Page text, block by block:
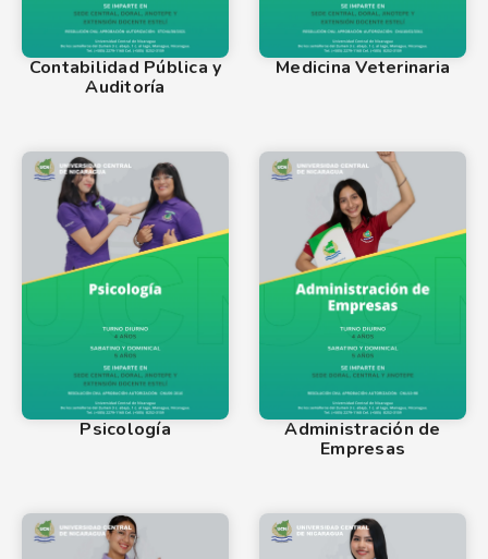
Contabilidad Pública y
Auditoría
Medicina Veterinaria
Psicología
Administración de
Empresas